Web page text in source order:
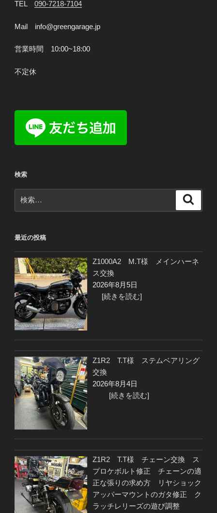
TEL 090-7218-7104
Mail info@greengarage.jp
営業時間 10:00~18:00
不定休
検索
索:
最近の投稿
Z1000A2 M.T様 メインハーネ
ス交換
2026年8月5日
[続きを読む]
Z1R2 T.T様 ステムベアリング
交換
2026年8月4日
[続きを読む]
Z1R2 T.T様 チェーン交換 ス
プロケボルト修正 チェーンの適
正な張りの求め方 リヤショック
アッパーマウントのガタ修正 ク
ラッチレリーズの遊び調整